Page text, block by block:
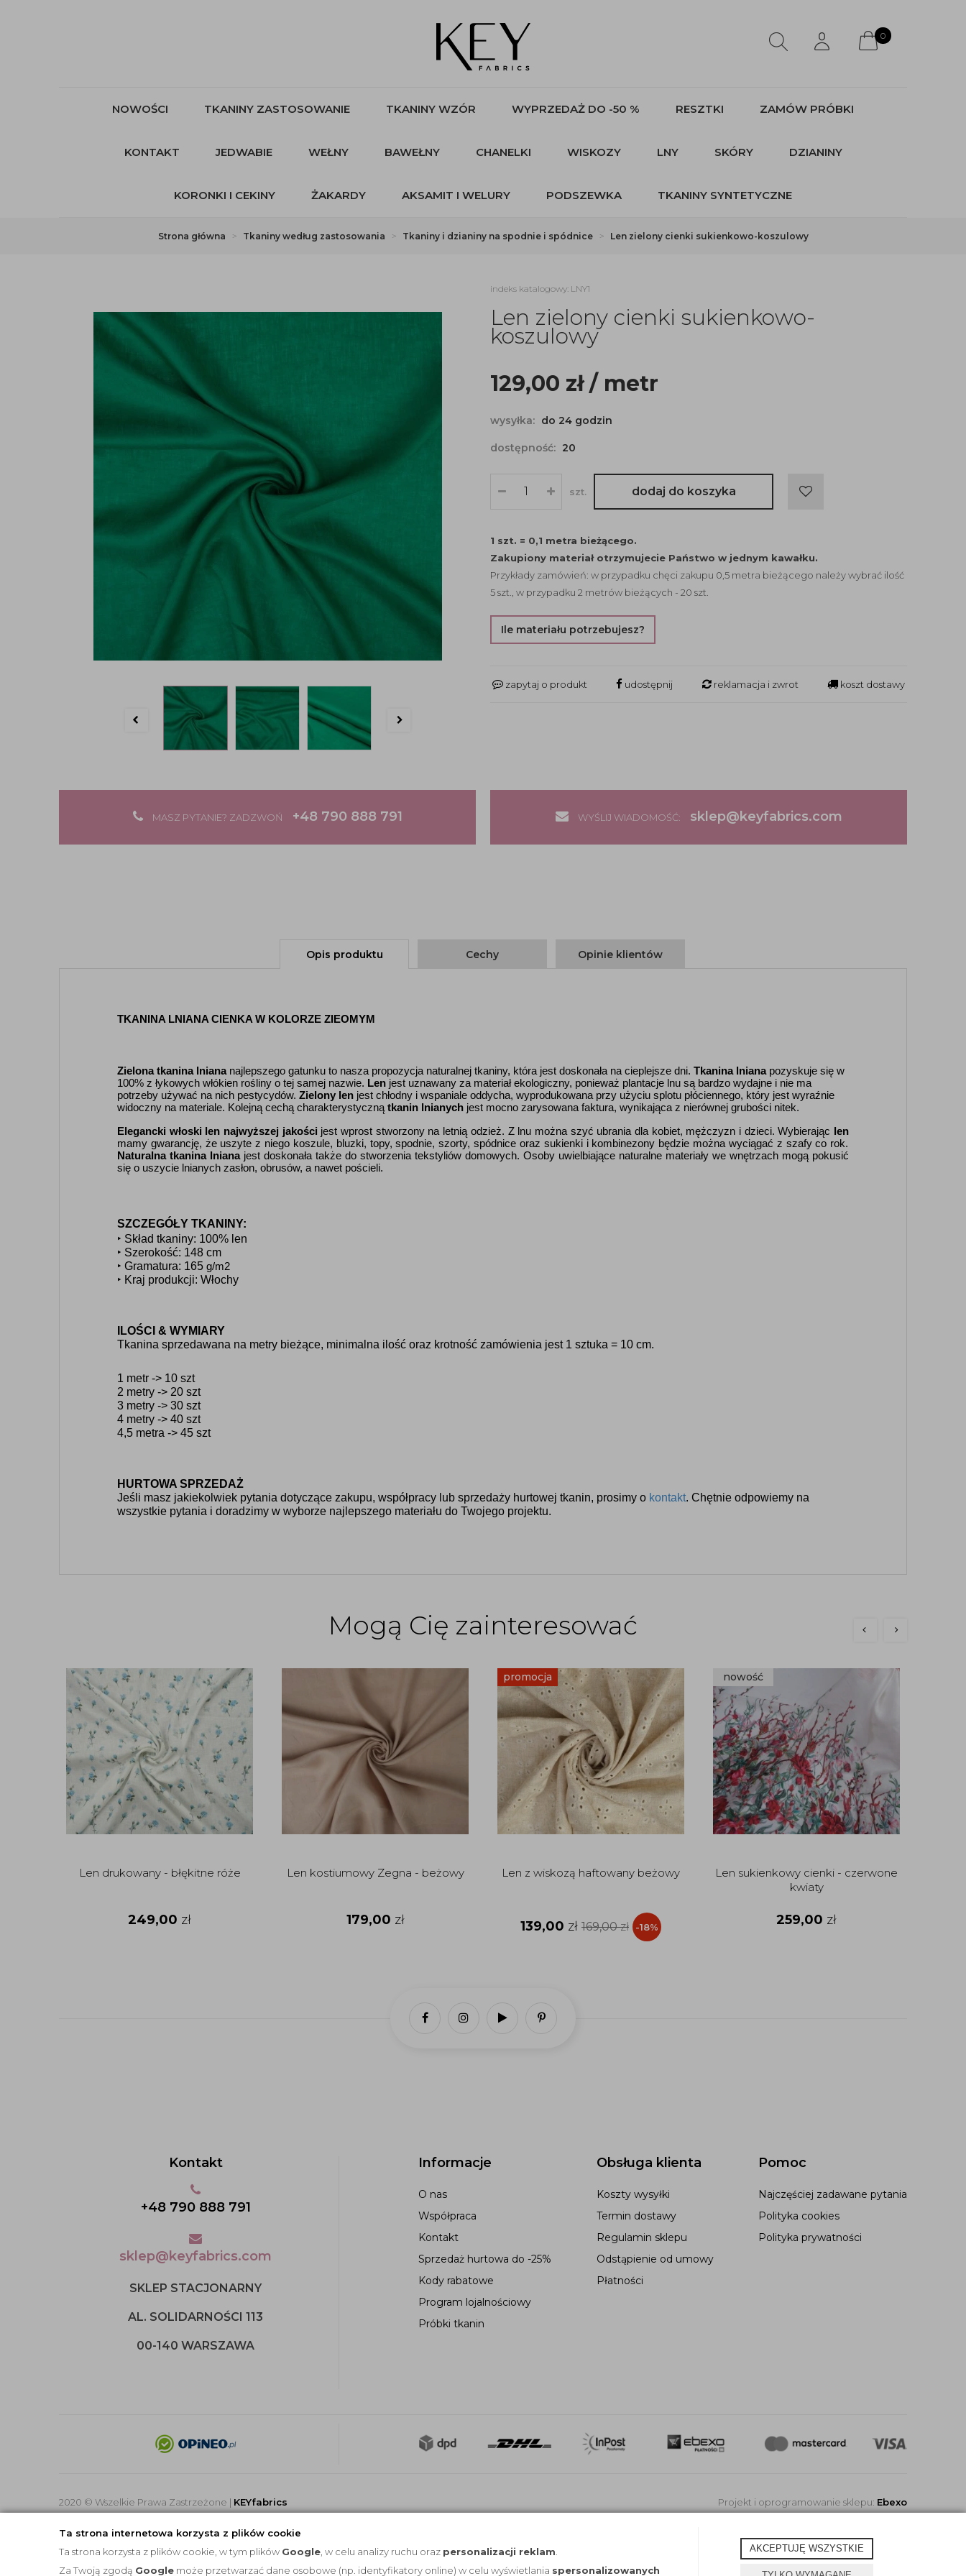
Ta strona internetowa korzysta z plików cookie
Ta strona korzysta z plików cookie, w tym plików Google , w celu analizy ruchu oraz personalizacji reklam
Za Twoją zgodą Google może przetwarzać dane osobowe (np. identyfikatory online) w celu wyświetlania spersonalizowanych
AKCEPTUJĘ WSZYSTKIE
0
NOWOŚCI TKANINY ZASTOSOWANIE TKANINY WZÓR WYPRZEDAŻ DO -50 % RESZTKI ZAMÓW PRÓBKI
KONTAKT JEDWABIE WEŁNY BAWEŁNY CHANELKI WISKOZY LNY SKÓRY DZIANINY
KORONKI I CEKINY ŻAKARDY AKSAMIT I WELURY PODSZEWKA TKANINY SYNTETYCZNE
Strona główna Tkaniny według zastosowania Tkaniny i dzianiny na spodnie i spódnice Len zielony cienki sukienkowo-koszulowy
indeks katalogowy: LNY1
Len zielony cienki sukienkowo-
koszulowy
129,00 zł/ metr
wysyłka: do 24 godzin
dostępność: 20
szt. dodaj do koszyka
1 szt. = 0,1 metra bieżącego.
Zakupiony materiał otrzymujecie Państwo w jednym kawałku.
Przykłady zamówień: w przypadku chęci zakupu 0,5 metra bieżącego należy wybrać ilość
5 szt., w przypadku 2 metrów bieżących - 20 szt.
Ile materiału potrzebujesz?
zapytaj o produkt udostępnij reklamacja i zwrot koszt dostawy
MASZ PYTANIE? ZADZWOŃ +48 790 888 791 WYŚLIJ WIADOMOŚĆ: sklep@keyfabrics.com
Opis produktu Cechy Opinie klientów
TKANINA LNIANA CIENKA W KOLORZE ZIEOMYM
Zielona tkanina lniananajlepszego gatunku to nasza propozycja naturalnej tkaniny, która jest doskonała na cieplejsze dni. Tkanina lniana pozyskuje się w
100% z łykowych włókien rośliny o tej samej nazwie. Len jest uznawany za materiał ekologiczny, ponieważ plantacje lnu są bardzo wydajne i nie ma
potrzeby używać na nich pestycydów. Zielony l en jest chłodny i wspaniale oddycha, wyprodukowana przy użyciu splotu płóciennego, który jest wyraźnie
widoczny na materiale. Kolejną cechą charakterystyczną tkanin lnianych jest mocno zarysowana faktura, wynikająca z nierównej grubości nitek.
Elegancki włoski len najwyższej jakości jest wprost stworzony na letnią odzież. Z lnu można szyć ubrania dla kobiet, mężczyzn i dzieci. Wybierając
len
mamy gwarancję, że uszyte z niego koszule, bluzki, topy, spodnie, szorty, spódnice oraz sukienki i kombinezony będzie można wyciągać z szafy co rok.
Naturalna tkanina lnianajest doskonała także do stworzenia tekstyliów domowych. Osoby uwielbiające naturalne materiały we wnętrzach mogą pokusić
się o uszycie lnianych zasłon, obrusów, a nawet pościeli.
SZCZEGÓŁY TKANINY:
‣ Skład tkaniny: 100% len
‣ Szerokość: 148 cm
‣ Gramatura: 165 g/m2
‣ Kraj produkcji: Włochy
ILOŚCI & WYMIARY
Tkanina sprzedawana na metry bieżące, minimalna ilość oraz krotność zamówienia jest 1 sztuka = 10 cm.
1 metr -> 10 szt
2 metry -> 20 szt
3 metry -> 30 szt
4 metry -> 40 szt
4,5 metra -> 45 szt
HURTOWA SPRZEDAŻ
Jeśli masz jakiekolwiek pytania dotyczące zakupu, współpracy lub sprzedaży hurtowej tkanin, prosimy o kontakt. Chętnie odpowiemy na
wszystkie pytania i doradzimy w wyborze najlepszego materiału do Twojego projektu.
Mogą Cię zainteresować
Len drukowany - błękitne róże
249,00 zł
Len kostiumowy Zegna - beżowy
179,00 zł
promocja
Len z wiskozą haftowany beżowy
139,00 zł 169,00zł -18%
nowość
Len sukienkowy cienki - czerwone
kwiaty
259,00 zł
Informacje
O nas
Współpraca
Kontakt
Sprzedaż hurtowa do -25%
Kody rabatowe
Program lojalnościowy
Próbki tkanin
Obsługa klienta
Koszty wysyłki
Termin dostawy
Regulamin sklepu
Odstąpienie od umowy
Płatności
Pomoc
Najczęściej zadawane pytania
Polityka cookies
Polityka prywatności
Kontakt
+48 790 888 791
sklep@keyfabrics.com
SKLEP STACJONARNY
AL. SOLIDARNOŚCI 113
00-140 WARSZAWA
2020 © Wszelkie Prawa Zastrzeżone | KEYfabrics Projekt i oprogramowanie sklepu: Ebexo